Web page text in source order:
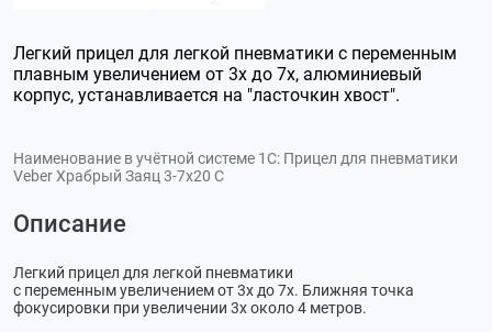
Легкий прицел для легкой пневматики с переменным
плавным увеличением от 3х до 7х, алюминиевый
корпус, устанавливается на "ласточкин хвост".
Наименование в учётной системе 1С: Прицел для пневматики
Veber Храбрый Заяц 3-7x20 C
Описание
Легкий прицел для легкой пневматики
с переменным увеличением от 3х до 7х. Ближняя точка
фокусировки при увеличении 3х около 4 метров.